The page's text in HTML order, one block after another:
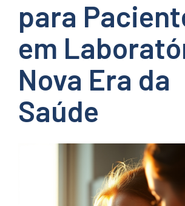
para
em
Nova Era da
Saúde